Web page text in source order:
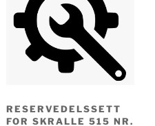
RESERVEDELSSETT
FOR SKRALLE 515 NR.